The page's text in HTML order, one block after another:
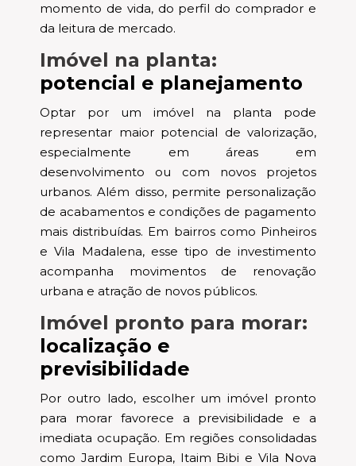
momento de vida, do perfil do comprador e
da leitura de mercado.
Imóvel na planta:
potencial e planejamento
Optar por um imóvel na planta pode
representar maior potencial de valorização,
especialmente em áreas em
desenvolvimento ou com novos projetos
urbanos. Além disso, permite personalização
de acabamentos e condições de pagamento
mais distribuídas. Em bairros como Pinheiros
e Vila Madalena, esse tipo de investimento
acompanha movimentos de renovação
urbana e atração de novos públicos.
Imóvel pronto para morar:
localização e
previsibilidade
Por outro lado, escolher um imóvel pronto
para morar favorece a previsibilidade e a
imediata ocupação. Em regiões consolidadas
como Jardim Europa, Itaim Bibi e Vila Nova